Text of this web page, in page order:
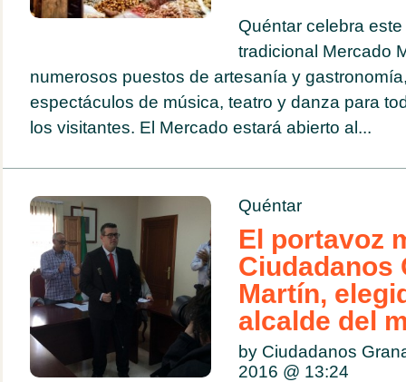
Quéntar celebra
tradicional Mercado
numerosos puestos de artesanía y
espectáculos de música, teatro y danza para
los visitantes. El Mercado estará abierto al...
Quéntar
El portavoz
Ciudadanos
Martín,
alcalde del
by Ciudadanos
2016 @ 13:24